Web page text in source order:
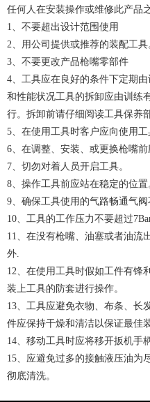
任何人在安装操作或维修此产品
1、不要超出设计范围使用
2、用公司提供或推荐的装配工具
3、不要更改产品枪嘴零部件
4、工具应在良好的条件下定期
和性能状况工具的拆卸应由训练
行。拆卸前请仔细阅读工具保养
5、在使用工具时客户应向使用
6、在调整、安装、或更换枪嘴前
7、切勿对着人员开启工具。
8、操作工具前应站在稳定的位置
9、确保工具使用的气路畅通气阀
10、工具的工作压力不要超过
11、在没有枪嘴、油塞或者油流
外.
12、在使用工具时假如工件有锋
装上工具的防套进行操作。
13、工具应避免衣物、布条、长
件应保持干燥和清洁以保证最佳
14、移动工具时应将移开扳机手
15、应避免过多的接触液压油为
彻底清洗。